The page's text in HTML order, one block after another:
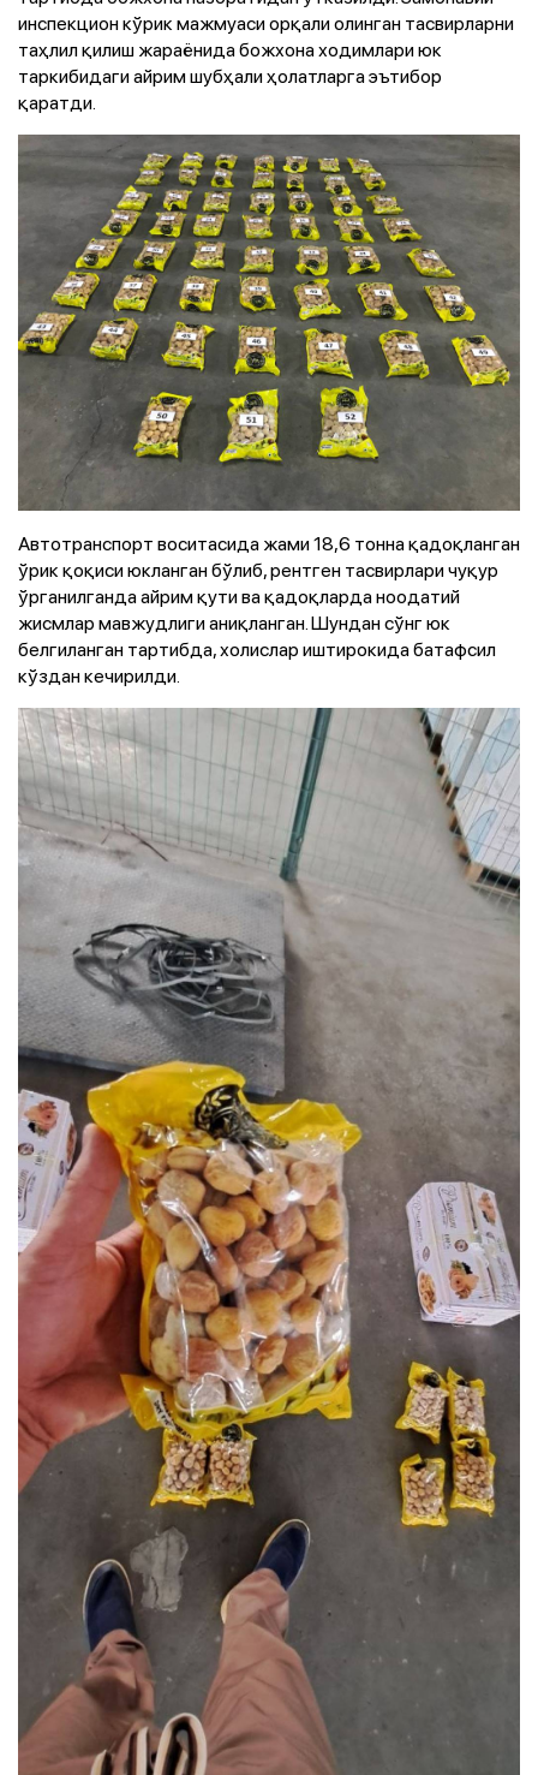
инспекцион кўрик мажмуаси орқали олинган тасвирларни
таҳлил қилиш жараёнида божхона ходимлари юк
таркибидаги айрим шубҳали ҳолатларга эътибор
қаратди.
Автотранспорт воситасида жами 18,6 тонна қадоқланган
ўрик қоқиси юкланган бўлиб, рентген тасвирлари чуқур
ўрганилганда айрим қути ва қадоқларда ноодатий
жисмлар мавжудлиги аниқланган. Шундан сўнг юк
белгиланган тартибда, холислар иштирокида батафсил
кўздан кечирилди.